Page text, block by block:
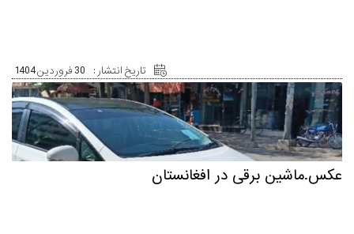
تاریخ انتشار : 30 فروردین 1404
عکس.ماشین برقی در افغانستان